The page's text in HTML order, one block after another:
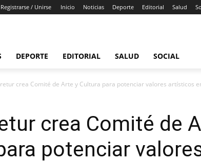
Registrarse / Unirse Inicio Noticias Deporte Editorial Salud
DEPORTE EDITORIAL SALUD SOCIAL
crea Comité de Arte y Cultura para potenciar valores artísticos
crea Comité de
potenciar